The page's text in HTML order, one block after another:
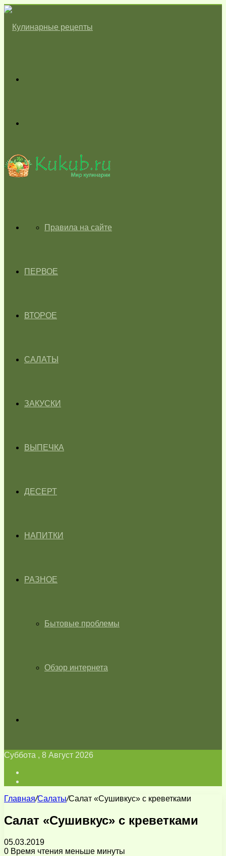
skin
ГЛАВНАЯПравила на сайте
ПЕРВОЕ
ВТОРОЕ
САЛАТЫ
ЗАКУСКИ
ВЫПЕЧКА
ДЕСЕРТ
НАПИТКИ
РАЗНОЕ
Бытовые проблемы
Обзор интернета
Суббота , 8 Август 2026
Главная/Салаты/Салат «Сушивкус» с креветками
Салат «Сушивкус» с креветками
05.03.2019
0 Время чтения меньше минуты